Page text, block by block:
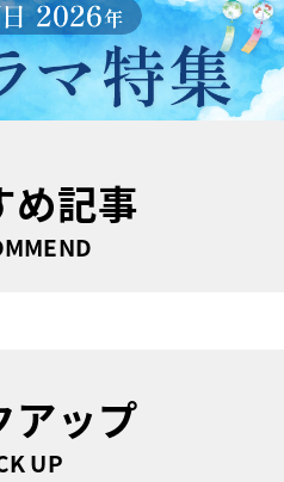
め記事
アップ
UP